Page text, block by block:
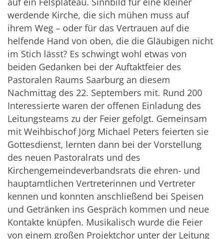
werdende Kirche, die sich mühen muss auf
ihrem Weg – oder für das Vertrauen auf die
helfende Hand von oben, die die Gläubigen nicht
im Stich lässt? Es schwingt wohl etwas von
beiden Gedanken bei der Auftaktfeier des
Pastoralen Raums Saarburg an diesem
Nachmittag des 22. Septembers mit. Rund 200
Interessierte waren der offenen Einladung des
Leitungsteams zu der Feier gefolgt. Gemeinsam
mit Weihbischof Jörg Michael Peters feierten sie
Gottesdienst, lernten dann bei der Vorstellung
des neuen Pastoralrats und des
Kirchengemeindeverbandsrats die ehren- und
hauptamtlichen Vertreterinnen und Vertreter
kennen und konnten anschließend bei Speisen
und Getränken ins Gespräch kommen und neue
Kontakte knüpfen. Musikalisch wurde die Feier
von einem großen Projektchor unter der Leitung